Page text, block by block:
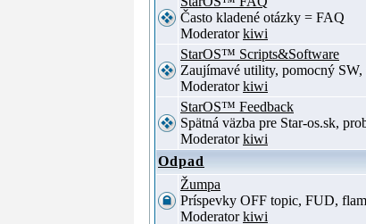
Často kladené otázky = FAQ
Moderatorkiwi
StarOS™ Scripts&Software
Zaujímavé utility, pomocný
Moderatorkiwi
StarOS™ Feedback
Spätná väzba pre Star-os.sk,
Moderatorkiwi
Odpad
Žumpa
Príspevky OFF topic, FUD,
Moderatorkiwi